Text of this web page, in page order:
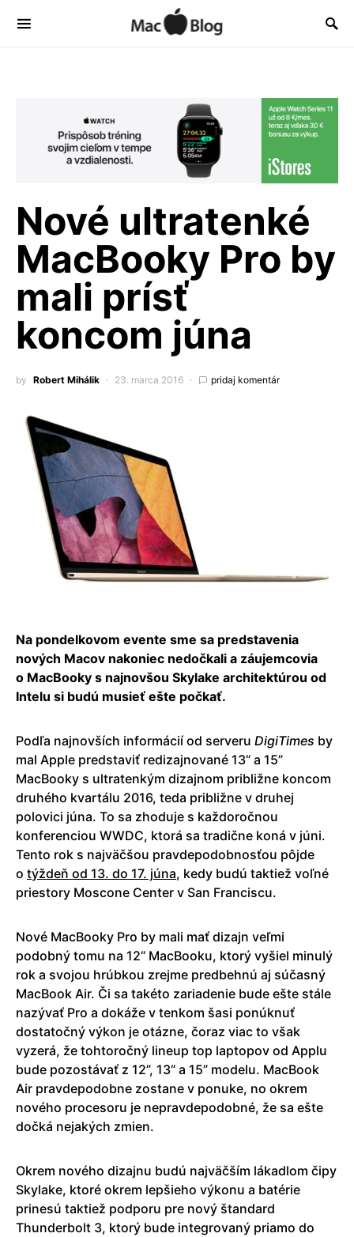
Nové ultratenké
MacBooky Pro by
mali prísť
koncom júna
by Robert Mihálik 23. marca 2016 pridaj komentár
Na pondelkovom evente sme sa predstavenia
nových Macov nakoniec nedočkali a záujemcovia
o MacBooky s najnovšou Skylake architektúrou od
Intelu si budú musieť ešte počkať.
Podľa najnovších informácií od serveru DigiTimes by
mal Apple predstaviť redizajnované 13“ a 15”
MacBooky s ultratenkým dizajnom približne koncom
druhého kvartálu 2016, teda približne v druhej
polovici júna. To sa zhoduje s každoročnou
konferenciou WWDC, ktorá sa tradične koná v júni.
Tento rok s najväčšou pravdepodobnosťou pôjde
o týždeň od 13. do 17. júna, kedy budú taktiež voľné
priestory Moscone Center v San Franciscu.
Nové MacBooky Pro by mali mať dizajn veľmi
podobný tomu na 12“ MacBooku, ktorý vyšiel minulý
rok a svojou hrúbkou zrejme predbehnú aj súčasný
MacBook Air. Či sa takéto zariadenie bude ešte stále
nazývať Pro a dokáže v tenkom šasi ponúknuť
dostatočný výkon je otázne, čoraz viac to však
vyzerá, že tohtoročný lineup top laptopov od Applu
bude pozostávať z 12”, 13“ a 15” modelu. MacBook
Air pravdepodobne zostane v ponuke, no okrem
nového procesoru je nepravdepodobné, že sa ešte
dočká nejakých zmien.
Okrem nového dizajnu budú najväčším lákadlom čipy
Skylake, ktoré okrem lepšieho výkonu a batérie
prinesú taktiež podporu pre nový štandard
Thunderbolt 3, ktorý bude integrovaný priamo do